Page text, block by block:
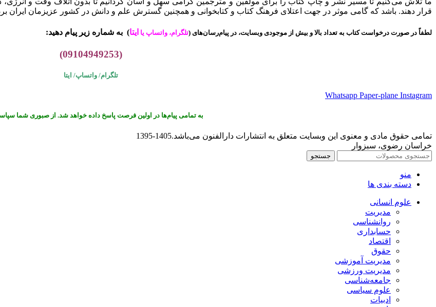
قرار دهند. باشد که گامی موثر در جهت اعتلای فرهنگ کتاب و کتابخوانی و همچنین گسترش علم و دانش در کشور عزیزمان ایران
لطفاً در صورت درخواست کتاب به تعداد بالا و بیش از موجودی وبسایت، در پیام‌رسان‌های (تلگرام، واتساپ یا ایتا) به شماره زیر پیام دهید:
(09104949253)
تلگرام/ واتساپ/ ایتا
Whatsapp Paper-plane Instagram
به تمامی پیام‌ها در اولین فرصت پاسخ داده خواهد شد. از صبوری شما
تمامی حقوق مادی و معنوی این وبسایت متعلق به انتشارات دارالفنون می‌باشد.1405-1395
خراسان رضوی، سبزوار
جستجو
منو
دسته بندی ها
علوم انسانی
مدیریت
روانشناسی
حسابداری
اقتصاد
حقوق
مدیریت آموزشی
مدیریت ورزشی
جامعه‌شناسی
علوم سیاسی
ادبیات